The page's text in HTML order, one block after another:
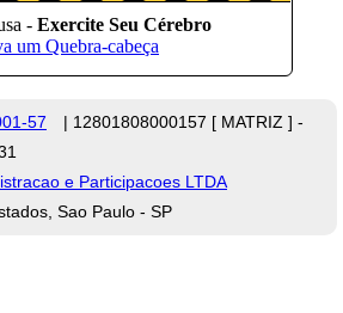
57
| 12801808000157 [ MATRIZ ] -
e Participacoes LTDA
Sao Paulo - SP